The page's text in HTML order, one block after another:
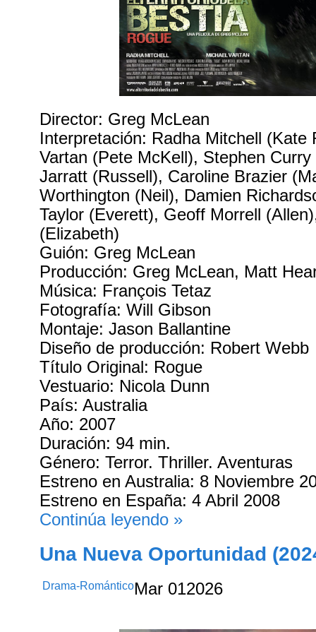
Director: Greg McLean
Interpretación: Radha Mitchell (Kate
Vartan (Pete McKell), Stephen
Jarratt (Russell), Caroline Brazier
Worthington (Neil), Damien
Taylor (Everett), Geoff Morrell
(Elizabeth)
Guión: Greg McLean
Producción: Greg McLean, Matt
Música: François Tetaz
Fotografía: Will Gibson
Montaje: Jason Ballantine
Diseño de producción: Robert Webb
Título Original: Rogue
Vestuario: Nicola Dunn
País: Australia
Año: 2007
Duración: 94 min.
Género: Terror. Thriller. Aventuras
Estreno en Australia: 8 Noviembre
Estreno en España: 4 Abril 2008
Continúa leyendo »
Una Nueva Oportunidad
Drama-Romántico Mar 012026